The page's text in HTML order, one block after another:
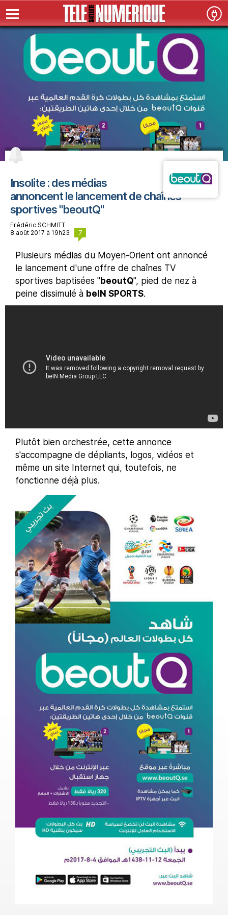
Insolite : des médias
annoncent le lancement de chaînes
sportives "beoutQ"
Frédéric SCHMITT
8 août 2017 à 19h23
7
Plusieurs médias du Moyen-Orient ont annoncé
le lancement d'une offre de chaînes TV
sportives baptisées "beoutQ", pied de nez à
peine dissimulé à beIN SPORTS.
Plutôt bien orchestrée, cette annonce
s'accompagne de dépliants, logos, vidéos et
même un site Internet qui, toutefois, ne
fonctionne déjà plus.